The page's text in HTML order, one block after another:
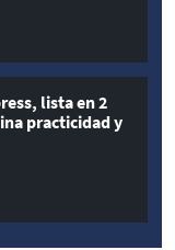
lista en 2
practicidad y